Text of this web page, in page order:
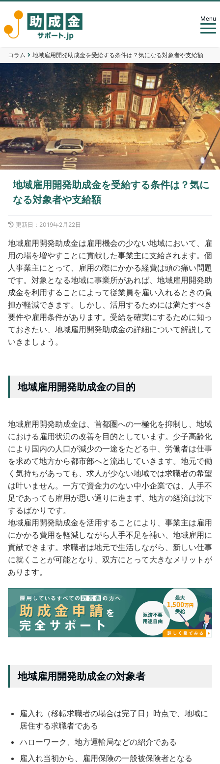
Menu
コラム 地域雇用開発助成金を受給する条件は？気になる対象者や支給額
地域雇用開発助成金を受給する条件は？気に
なる対象者や支給額
更新日： 2019年2月22日
地域雇用開発助成金は雇用機会の少ない地域において、雇
用の場を増やすことに貢献した事業主に支給されます。個
人事業主にとって、雇用の際にかかる経費は頭の痛い問題
です。対象となる地域に事業所があれば、地域雇用開発助
成金を利用することによって従業員を雇い入れるときの負
担が軽減できます。しかし、活用するためには満たすべき
要件や雇用条件があります。受給を確実にするために知っ
ておきたい、地域雇用開発助成金の詳細について解説して
いきましょう。
地域雇用開発助成金の目的
地域雇用開発助成金は、首都圏への一極化を抑制し、地域
における雇用状況の改善を目的としています。少子高齢化
により国内の人口が減少の一途をたどる中、労働者は仕事
を求めて地方から都市部へと流出していきます。地元で働
く気持ちがあっても、求人が少ない地域では求職者の希望
は叶いません。一方で資金力のない中小企業では、人手不
足であっても雇用が思い通りに進まず、地方の経済は沈下
するばかりです。
地域雇用開発助成金を活用することにより、事業主は雇用
にかかる費用を軽減しながら人手不足を補い、地域雇用に
貢献できます。求職者は地元で生活しながら、新しい仕事
に就くことが可能となり、双方にとって大きなメリットが
あります。
地域雇用開発助成金の対象者
雇入れ（移転求職者の場合は完了日）時点で、地域に
居住する求職者である
ハローワーク、地方運輸局などの紹介である
雇入れ当初から、雇用保険の一般被保険者となる